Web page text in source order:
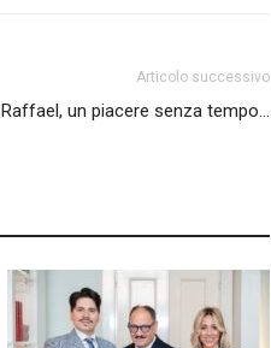
Articolo successivo
Raffael, un piacere senza tempo…